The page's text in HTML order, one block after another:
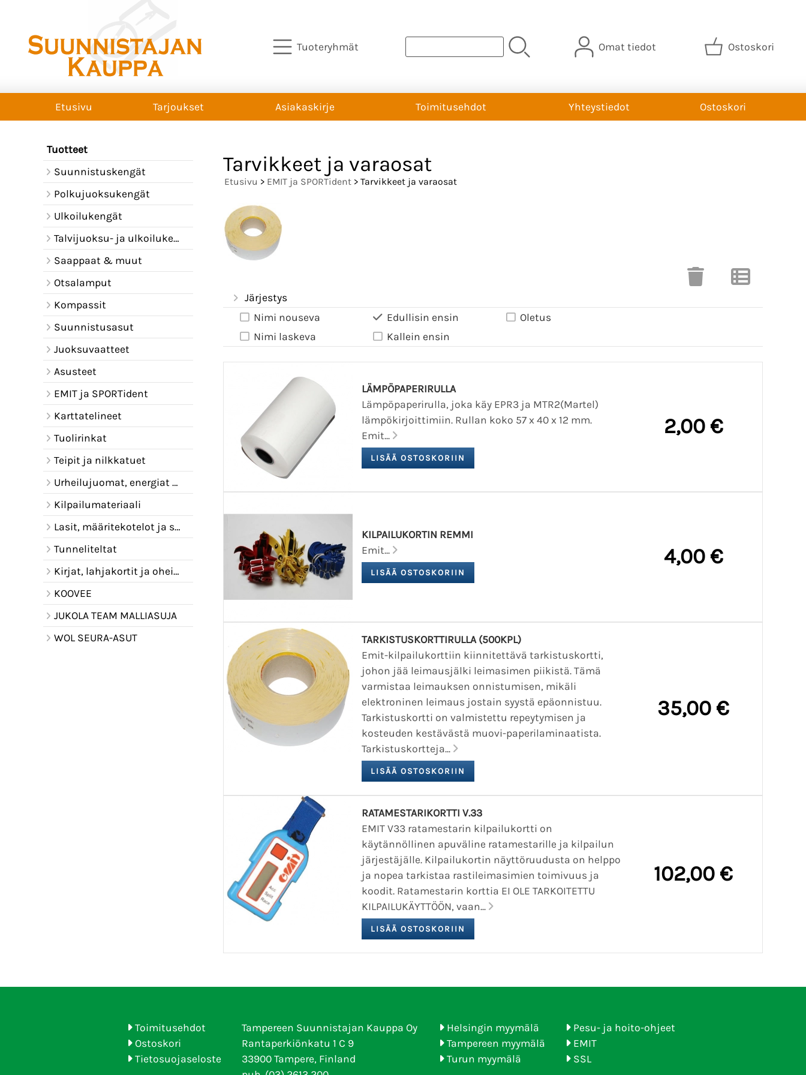
Tuoteryhmät Omat tiedot Ostoskori
Etusivu Tarjoukset Asiakaskirje Toimitusehdot Yhteystiedot Ostoskori
Tuotteet
Suunnistuskengät
Polkujuoksukengät
Ulkoilukengät
Talvijuoksu- ja ulkoilukengät
Saappaat & muut
Otsalamput
Kompassit
Suunnistusasut
Juoksuvaatteet
Asusteet
EMIT ja SPORTident
Karttatelineet
Tuolirinkat
Teipit ja nilkkatuet
Urheilujuomat, energiat ja juomavyöt
Kilpailumateriaali
Lasit, määritekotelot ja sadelipat
Tunneliteltat
Kirjat, lahjakortit ja oheistuotteet
KOOVEE
JUKOLA TEAM MALLIASUJA
WOL SEURA-ASUT
Tarvikkeet ja varaosat
Etusivu > EMIT ja SPORTident > Tarvikkeet ja varaosat
Järjestys
Nimi nouseva
Nimi laskeva
Edullisin ensin
Kallein ensin
Oletus
LÄMPÖPAPERIRULLA
Lämpöpaperirulla, joka käy EPR3 ja MTR2(Martel)
lämpökirjoittimiin. Rullan koko 57 x 40 x 12 mm.
Emit...
2,00 €
KILPAILUKORTIN REMMI
Emit...
4,00 €
TARKISTUSKORTTIRULLA (500KPL)
Emit-kilpailukorttiin kiinnitettävä tarkistuskortti,
johon jää leimausjälki leimasimen piikistä. Tämä
varmistaa leimauksen onnistumisen, mikäli
elektroninen leimaus jostain syystä epäonnistuu.
Tarkistuskortti on valmistettu repeytymisen ja
kosteuden kestävästä muovi-paperilaminaatista.
Tarkistuskortteja...
35,00 €
RATAMESTARIKORTTI V.33
EMIT V33 ratamestarin kilpailukortti on
käytännöllinen apuväline ratamestarille ja kilpailun
järjestäjälle. Kilpailukortin näyttöruudusta on helppo
ja nopea tarkistaa rastileimasimien toimivuus ja
koodit. Ratamestarin korttia EI OLE TARKOITETTU
KILPAILUKÄYTTÖÖN, vaan...
102,00 €
Toimitusehdot
Ostoskori
Tietosuojaseloste
Tampereen Suunnistajan Kauppa Oy
Rantaperkiönkatu 1 C 9
33900 Tampere, Finland
Helsingin myymälä
Tampereen myymälä
Turun myymälä
Pesu- ja hoito-ohjeet
EMIT
SSL